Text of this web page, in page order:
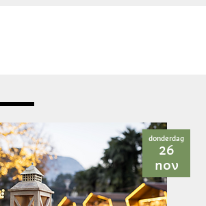
donderdag
26
nov